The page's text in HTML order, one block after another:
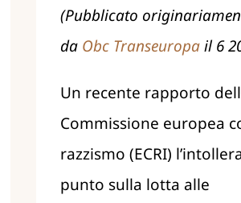
(Pubblicato
da Obc Transeuropail 6
Un recente rapporto
Commissione europea
razzismo (ECRI)
punto sulla lotta alle